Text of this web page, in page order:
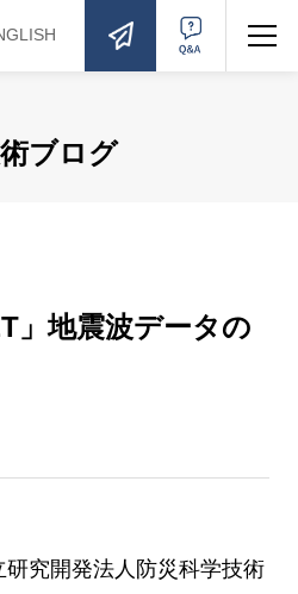
お問い合わせ Q&A
ブログ
地震波データの
究開発法人防災科学技術